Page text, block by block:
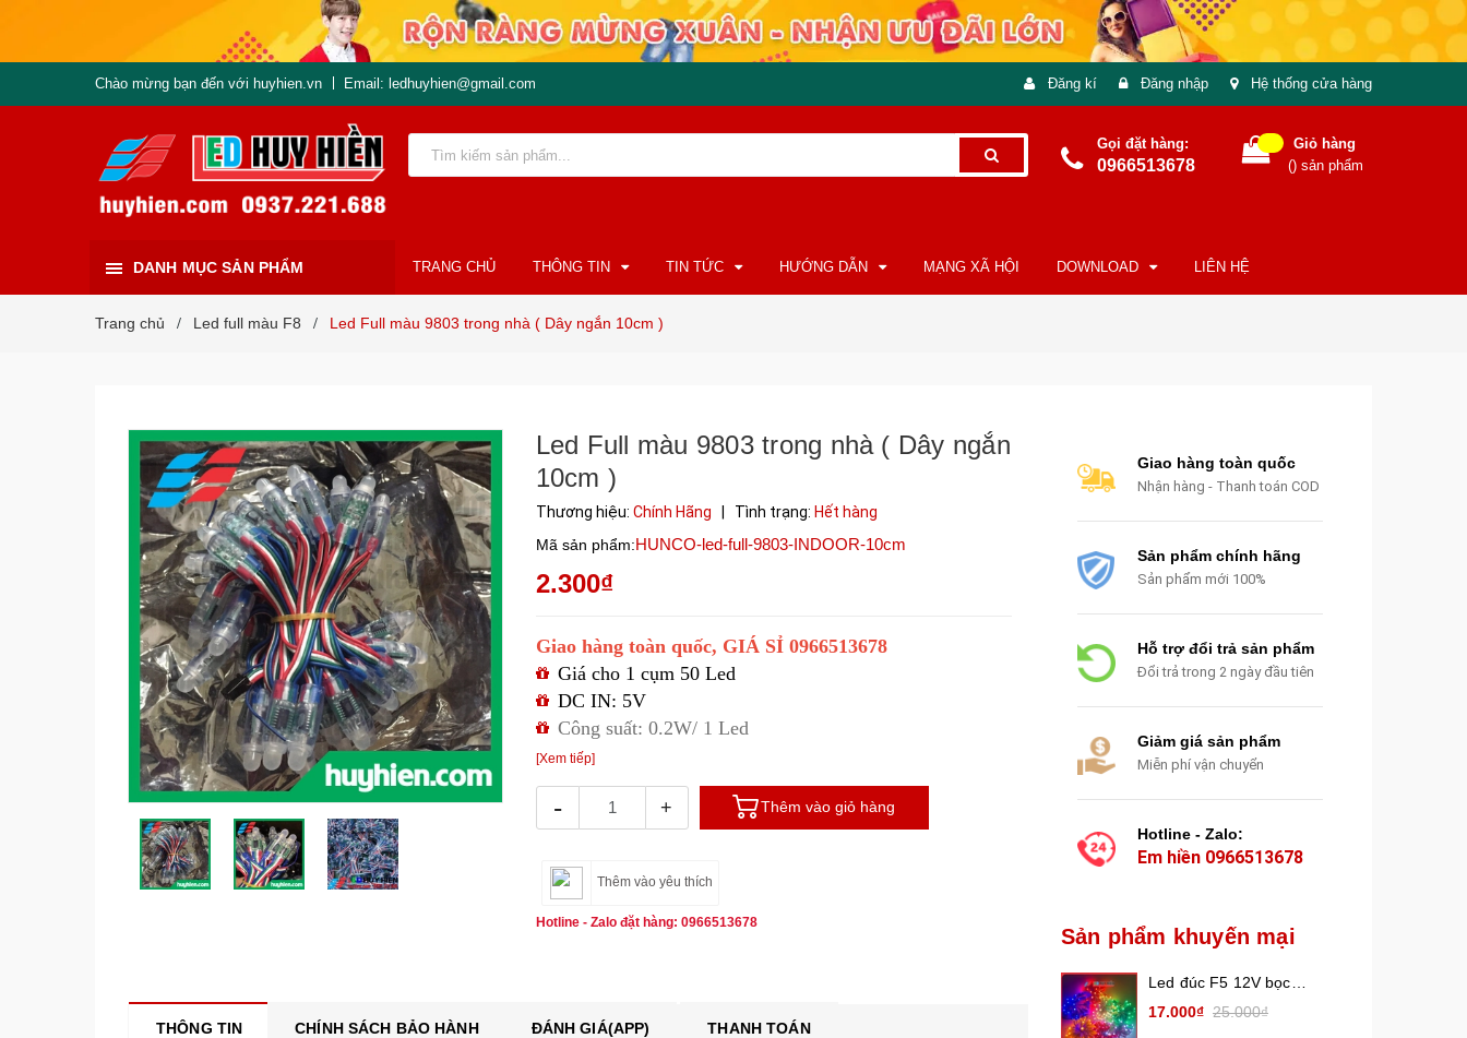
Chào mừng bạn đến với huyhien.vn Email: ledhuyhien@gmail.com Đăng kí Đăng nhập Hệ thống cửa hàng
Gọi đặt hàng:
0966513678
Giỏ hàng
() sản phẩm
DANH MỤC SẢN PHẨM TRANG CHỦ THÔNG TIN TIN TỨC HƯỚNG DẪN MẠNG XÃ HỘI DOWNLOAD LIÊN HỆ
Trang chủ / Led full màu F8 / Led Full màu 9803 trong nhà ( Dây ngắn 10cm )
Led Full màu 9803 trong nhà ( Dây ngắn
10cm )
Thương hiệu: Chính Hãng | Tình trạng: Hết hàng
Mã sản phẩm:HUNCO-led-full-9803-INDOOR-10cm
2.300₫
Giao hàng toàn quốc, GIÁ SỈ 0966513678
Giá cho 1 cụm 50 Led
DC IN: 5V
Công suất: 0.2W/ 1 Led
[Xem tiếp]
- + Thêm vào giỏ hàng
Thêm vào yêu thích
Hotline - Zalo đặt hàng: 0966513678
THÔNG TIN CHÍNH SÁCH BẢO HÀNH ĐÁNH GIÁ(APP) THANH TOÁN
Giao hàng toàn quốc
Nhận hàng - Thanh toán COD
Sản phẩm chính hãng
Sản phẩm mới 100%
Hỗ trợ đổi trả sản phẩm
Đổi trả trong 2 ngày đầu tiên
Giảm giá sản phẩm
Miễn phí vận chuyển
Hotline - Zalo:
Em hiền 0966513678
Sản phẩm khuyến mại
Led đúc F5 12V bọc
nhựa chống nước. Các
màu (đế 9mm)
17.000₫ 25.000₫